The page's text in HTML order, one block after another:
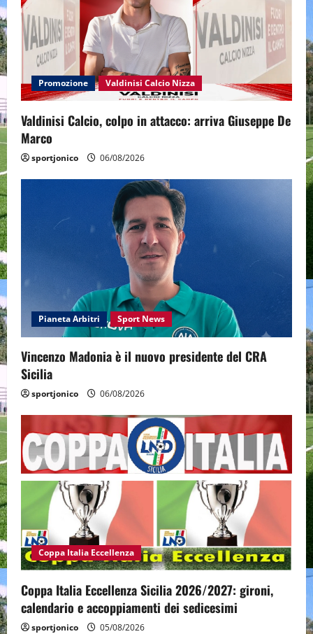
Promozione Valdinisi Calcio Nizza
Valdinisi Calcio, colpo in attacco: arriva Giuseppe De
Marco
sportjonico 06/08/2026
Pianeta Arbitri Sport News
Vincenzo Madonia è il nuovo presidente del CRA
Sicilia
sportjonico 06/08/2026
Coppa Italia Eccellenza
Coppa Italia Eccellenza Sicilia 2026/2027: gironi,
calendario e accoppiamenti dei sedicesimi
sportjonico 05/08/2026